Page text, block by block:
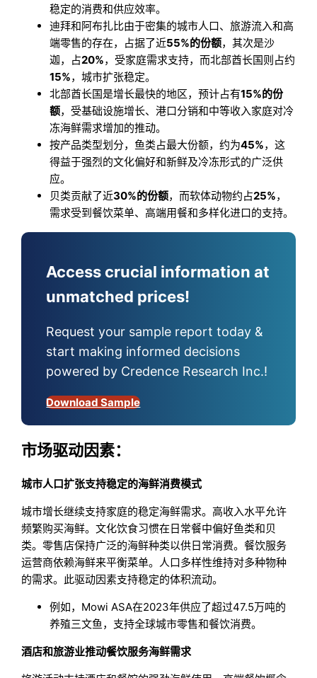
稳定的消费和供应效率。
迪拜和阿布扎比由于密集的城市人口、旅游流入和高
端零售的存在，占据了近55%的份额，其次是沙
迦，占20%，受家庭需求支持，而北部酋长国则占约
15%，城市扩张稳定。
北部酋长国是增长最快的地区，预计占有15%的份
额，受基础设施增长、港口分销和中等收入家庭对冷
冻海鲜需求增加的推动。
按产品类型划分，鱼类占最大份额，约为45%，这
得益于强烈的文化偏好和新鲜及冷冻形式的广泛供
应。
贝类贡献了近30%的份额，而软体动物约占25%，
需求受到餐饮菜单、高端用餐和多样化进口的支持。
Access crucial information at
unmatched prices!
Request your sample report today &
start making informed decisions
powered by Credence Research Inc.!
Download Sample
市场驱动因素：
城市人口扩张支持稳定的海鲜消费模式
城市增长继续支持家庭的稳定海鲜需求。高收入水平允许
频繁购买海鲜。文化饮食习惯在日常餐中偏好鱼类和贝
类。零售店保持广泛的海鲜种类以供日常消费。餐饮服务
运营商依赖海鲜来平衡菜单。人口多样性维持对多种物种
的需求。此驱动因素支持稳定的体积流动。
例如，Mowi ASA在2023年供应了超过47.5万吨的
养殖三文鱼，支持全球城市零售和餐饮消费。
酒店和旅游业推动餐饮服务海鲜需求